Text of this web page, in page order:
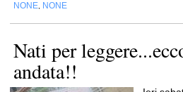
NONE NONE
Nati per
andata!!